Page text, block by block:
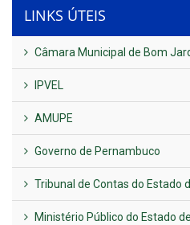
LINKS ÚTEIS
Câmara Municipal de Bom
IPVEL
AMUPE
Governo de Pernambuco
Tribunal de Contas do Estado
Ministério Público do Estado